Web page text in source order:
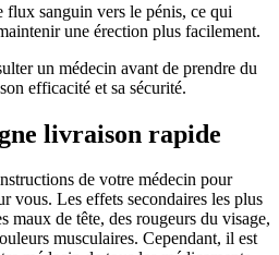
flux sanguin vers le pénis, ce qui
une érection plus facilement.
un médecin avant de prendre du
efficacité et sa sécurité.
livraison rapide
de votre médecin pour
vous. Les effets secondaires les plus
maux de tête, des rougeurs du visage,
musculaires. Cependant, il est